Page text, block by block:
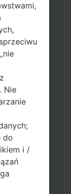
zasilania,
i klawisz
naciśnij i
i klawisz
zasilania i
do
wykryć
numer
ustawień
Nie
do
i /